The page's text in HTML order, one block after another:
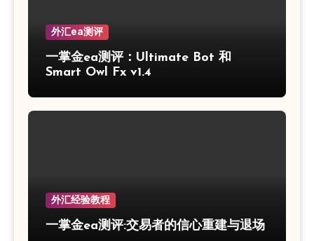
外汇ea测评
一掌金ea测评：Ultimate Bot 和
Smart Owl Fx v1.4
外汇经验教程
一掌金ea测评:交易者的信心重建与退场